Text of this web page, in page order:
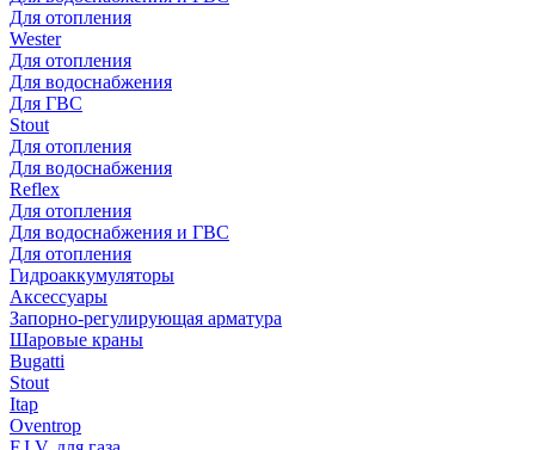
Для отопления
Wester
Для отопления
Для водоснабжения
Для ГВС
Stout
Для отопления
Для водоснабжения
Reflex
Для отопления
Для водоснабжения и ГВС
Для отопления
Гидроаккумуляторы
Аксессуары
Запорно-регулирующая арматура
Шаровые краны
Bugatti
Stout
Itap
Oventrop